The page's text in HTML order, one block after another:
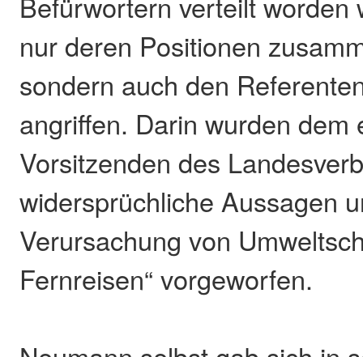
nur deren Positionen
sondern auch den
angriffen. Darin wurden dem
Vorsitzenden des
widersprüchliche Aussagen
Verursachung von
Fernreisen“ vorgeworfen.